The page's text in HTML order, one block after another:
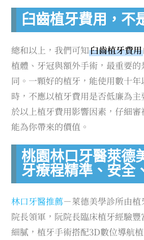
臼齒植牙費用，不
總和以上，我們可知臼齒植牙費用
植體、牙冠與額外手術，最重要
同。一顆好的植牙，能使用數十
時，不應以植牙費用是否低廉為
於以上植牙費用影響因素，仔細
能為你帶來的價值。
桃園林口牙醫萊德
牙療程精準、安全
林口牙醫推薦－萊德美學診所由
院長領軍，阮院長臨床植牙經驗
細膩，植牙手術搭配3D數位導航